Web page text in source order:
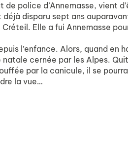
police d’Annemasse, vient
disparu sept ans
Elle a fui Annemasse
l’enfance. Alors, quand en
natale cernée par les Alpes.
par la canicule, il se
la vue…